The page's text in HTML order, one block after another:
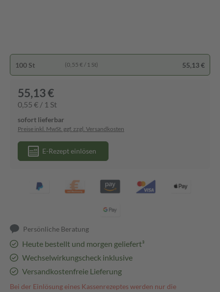
100 St (0,55 € / 1 St) 55,13 €
55,13 €
0,55 € / 1 St
sofort lieferbar
Preise inkl. MwSt. ggf. zzgl. Versandkosten
E-Rezept einlösen
Persönliche Beratung
Heute bestellt und morgen geliefert³
Wechselwirkungscheck inklusive
Versandkostenfreie Lieferung
Bei der Einlösung eines Kassenrezeptes werden nur die